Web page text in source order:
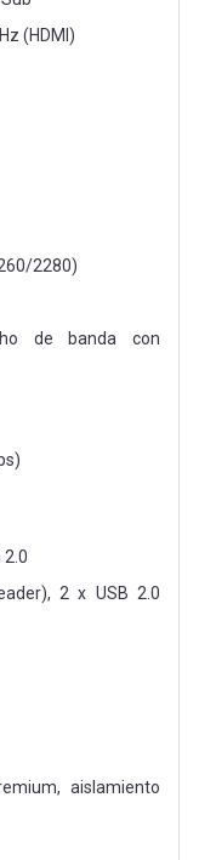
(HDMI)
2280)
de banda con
2.0
2 x USB 2.0
aislamiento